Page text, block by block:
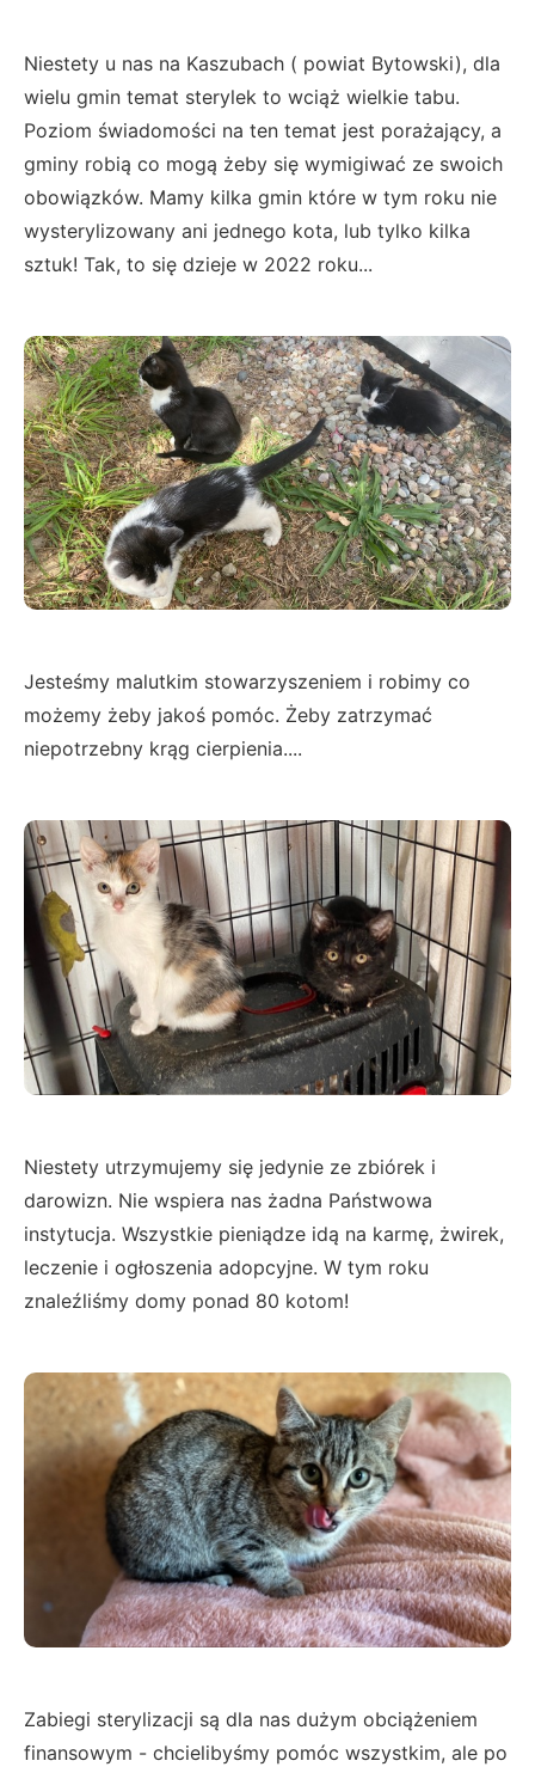
Niestety u nas na Kaszubach ( powiat Bytowski), dla
wielu gmin temat sterylek to wciąż wielkie tabu.
Poziom świadomości na ten temat jest porażający, a
gminy robią co mogą żeby się wymigiwać ze swoich
obowiązków. Mamy kilka gmin które w tym roku nie
wysterylizowany ani jednego kota, lub tylko kilka
sztuk! Tak, to się dzieje w 2022 roku...
Jesteśmy malutkim stowarzyszeniem i robimy co
możemy żeby jakoś pomóc. Żeby zatrzymać
niepotrzebny krąg cierpienia....
Niestety utrzymujemy się jedynie ze zbiórek i
darowizn. Nie wspiera nas żadna Państwowa
instytucja. Wszystkie pieniądze idą na karmę, żwirek,
leczenie i ogłoszenia adopcyjne. W tym roku
znaleźliśmy domy ponad 80 kotom!
Zabiegi sterylizacji są dla nas dużym obciążeniem
finansowym - chcielibyśmy pomóc wszystkim, ale po